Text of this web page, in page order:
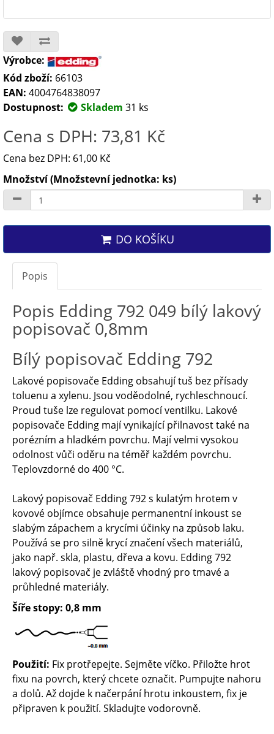
Výrobce:
Kód zboží: 66103
EAN: 4004764838097
Dostupnost:
Skladem 31 ks
Cena s DPH: 73,81 Kč
Cena bez DPH: 61,00 Kč
Množství (Množstevní jednotka: ks)
DO KOŠÍKU
Popis
Popis Edding 792 049 bílý lakový
popisovač 0,8mm
Bílý popisovač Edding 792
Lakové popisovače Edding obsahují tuš bez přísady
toluenu a xylenu. Jsou voděodolné, rychleschnoucí.
Proud tuše lze regulovat pomocí ventilku. Lakové
popisovače Edding mají vynikající přilnavost také na
porézním a hladkém povrchu. Mají velmi vysokou
odolnost vůči oděru na téměř každém povrchu.
Teplovzdorné do 400 °C.
Lakový popisovač Edding 792 s kulatým hrotem v
kovové objímce obsahuje permanentní inkoust se
slabým zápachem a krycími účinky na způsob laku.
Používá se pro silně krycí značení všech materiálů,
jako např. skla, plastu, dřeva a kovu. Edding 792
lakový popisovač je zvláště vhodný pro tmavé a
průhledné materiály.
Šíře stopy: 0,8 mm
Použití: Fix protřepejte. Sejměte víčko. Přiložte hrot
fixu na povrch, který chcete označit. Pumpujte nahoru
a dolů. Až dojde k načerpání hrotu inkoustem, fix je
připraven k použití. Skladujte vodorovně.